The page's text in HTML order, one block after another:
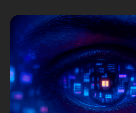
перейти к экспертам
Среди сотрудников агентства есть
опытные эксперты, которые могут
выступить на конференции или
принять участие в жюрении.